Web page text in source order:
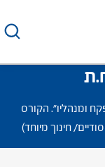
ומנהליו". הקורס
חינוך מיוחד)